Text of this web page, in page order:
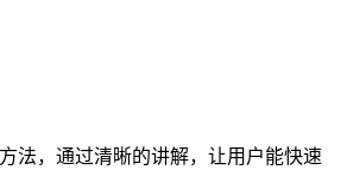
法，通过清晰的讲解，让用户能快速